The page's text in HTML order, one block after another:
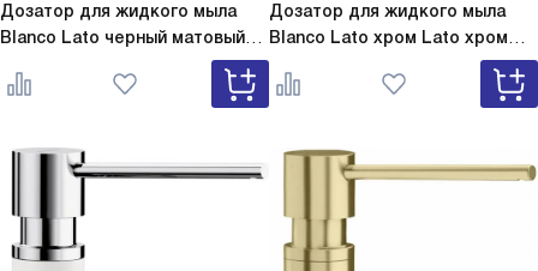
Дозатор для жидкого мыла
Blanco Lato черный матовый
Lato черный матовый 525789
Дозатор для жидкого мыла
Blanco Lato хром Lato хром